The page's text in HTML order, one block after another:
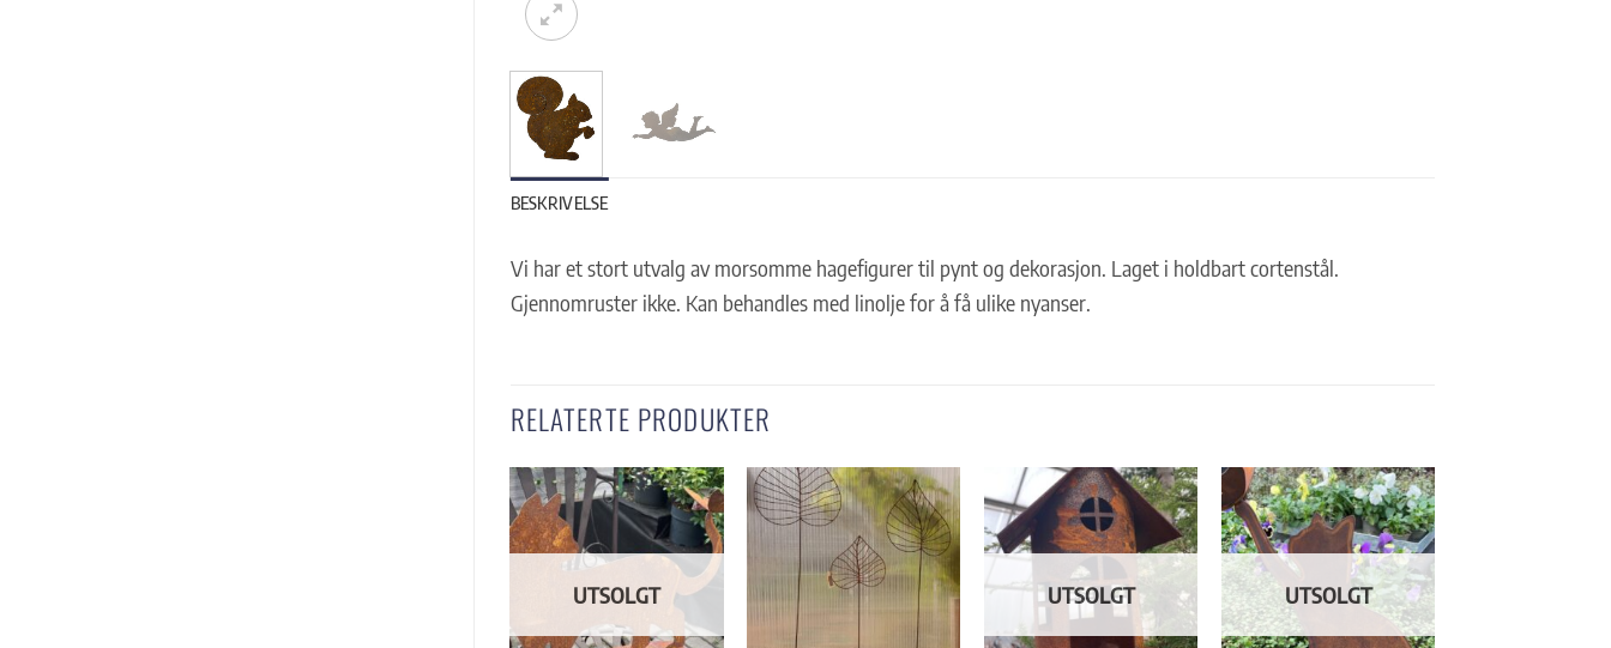
BESKRIVELSE
Vi har et stort utvalg av morsomme hagefigurer til pynt og dekorasjon. Laget i holdbart cortenstål.
Gjennomruster ikke. Kan behandles med linolje for å få ulike nyanser.
RELATERTE PRODUKTER
UTSOLGT UTSOLGT UTSOLGT